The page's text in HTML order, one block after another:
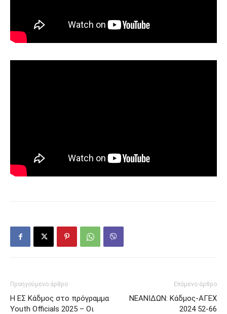
Προηγούμενο άρθρο
Η ΕΣ Κάδμος στο πρόγραμμα
Youth Officials 2025 – Οι
Επόμενο άρθρο
ΝΕΑΝΙΔΩΝ: Κάδμος-ΑΓΕΧ
2024 52-66